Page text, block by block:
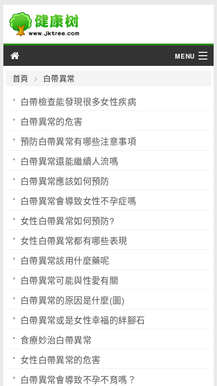
MENU
男性
女性
育兒
老人
疾病
首頁 白帶異常
白帶檢查能發現很多女性疾病
白帶異常的危害
預防白帶異常有哪些注意事項
白帶異常還能繼續人流嗎
白帶異常應該如何預防
白帶異常會導致女性不孕症嗎
女性白帶異常如何預防?
女性白帶異常都有哪些表現
白帶異常該用什麼藥呢
白帶異常可能與性愛有關
白帶異常的原因是什麼(圖)
白帶異常或是女性幸福的絆腳石
食療妙治白帶異常
女性白帶異常的危害
白帶異常會導致不孕不育嗎？